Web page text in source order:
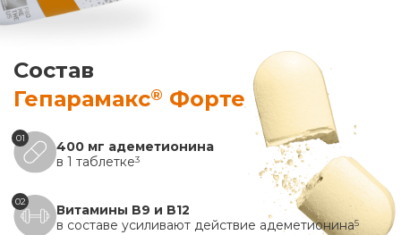
Состав
Гепарамакс® Форте
01
400 мг адеметионина
в 1 таблетке3
02
Витамины B9 и B12
в составе усиливают действие адеметионина5